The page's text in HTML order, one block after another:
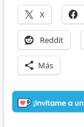
X
Reddit
Más